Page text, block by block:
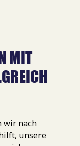
MIT
wir nach
unsere